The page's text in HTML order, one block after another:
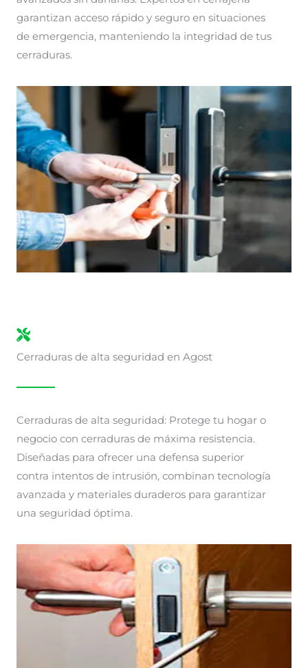
garantizan acceso rápido y seguro en situaciones
de emergencia, manteniendo la integridad de tus
cerraduras.
Cerraduras de alta seguridad en Agost
Cerraduras de alta seguridad: Protege tu hogar o
negocio con cerraduras de máxima resistencia.
Diseñadas para ofrecer una defensa superior
contra intentos de intrusión, combinan tecnología
avanzada y materiales duraderos para garantizar
una seguridad óptima.